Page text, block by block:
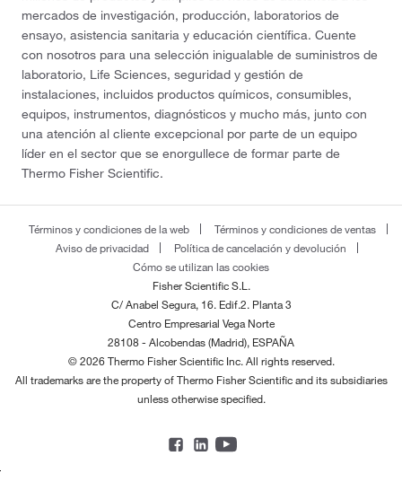
mercados de investigación, producción, laboratorios de
ensayo, asistencia sanitaria y educación científica. Cuente
con nosotros para una selección inigualable de suministros de
laboratorio, Life Sciences, seguridad y gestión de
instalaciones, incluidos productos químicos, consumibles,
equipos, instrumentos, diagnósticos y mucho más, junto con
una atención al cliente excepcional por parte de un equipo
líder en el sector que se enorgullece de formar parte de
Thermo Fisher Scientific.
Términos y condiciones de la web
Términos y condiciones de ventas
Aviso de privacidad
Política de cancelación y devolución
Cómo se utilizan las cookies
Fisher Scientific S.L.
C/ Anabel Segura, 16. Edif.2. Planta 3
Centro Empresarial Vega Norte
28108 - Alcobendas (Madrid), ESPAÑA
© 2026 Thermo Fisher Scientific Inc. All rights reserved.
All trademarks are the property of Thermo Fisher Scientific and its subsidiaries
unless otherwise specified.